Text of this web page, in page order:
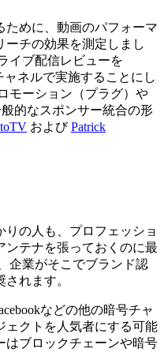
ために、動画のパフォーマ
ーチの効果を測定しまし
イブ配信レビューを
ャネルで実施することにし
モーション（プラグ）や
的なスポンサー統合の形
およびPatrick
の人も、プロフェッショ
ンテナを張っておくのに最
企業がそこでブランド認
れます。
などの他の暗号チャ
ェクトを人気者にする可能
はブロックチェーンや暗号